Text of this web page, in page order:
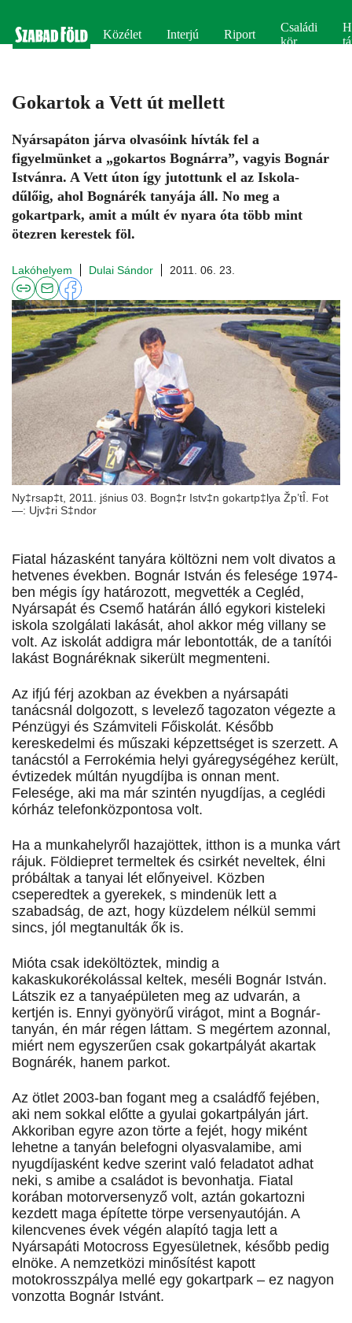
Közélet Interjú Riport
Családi
kör
Gokartok a Vett út mellett
Nyársapáton járva olvasóink hívták fel a
figyelmünket a „gokartos Bognárra”, vagyis Bognár
Istvánra. A Vett úton így jutottunk el az Iskola-
dűlőig, ahol Bognárék tanyája áll. No meg a
gokartpark, amit a múlt év nyara óta több mint
ötezren kerestek föl.
Lakóhelyem Dulai Sándor 2011. 06. 23.
Ny‡rsap‡t, 2011. jśnius 03. Bogn‡r Istv‡n gokartp‡lya Žp’tÎ. Fot
—: Ujv‡ri S‡ndor
Fiatal házasként tanyára költözni nem volt divatos a
hetvenes években. Bognár István és felesége 1974-
ben mégis így határozott, megvették a Cegléd,
Nyársapát és Csemő határán álló egykori kisteleki
iskola szolgálati lakását, ahol akkor még villany se
volt. Az iskolát addigra már lebontották, de a tanítói
lakást Bognáréknak sikerült megmenteni.
Az ifjú férj azokban az években a nyársapáti
tanácsnál dolgozott, s levelező tagozaton végezte a
Pénzügyi és Számviteli Főiskolát. Később
kereskedelmi és műszaki képzettséget is szerzett. A
tanácstól a Ferrokémia helyi gyáregységéhez került,
évtizedek múltán nyugdíjba is onnan ment.
Felesége, aki ma már szintén nyugdíjas, a ceglédi
kórház telefonközpontosa volt.
Ha a munkahelyről hazajöttek, itthon is a munka várt
rájuk. Földiepret termeltek és csirkét neveltek, élni
próbáltak a tanyai lét előnyeivel. Közben
cseperedtek a gyerekek, s mindenük lett a
szabadság, de azt, hogy küzdelem nélkül semmi
sincs, jól megtanulták ők is.
Mióta csak ideköltöztek, mindig a
kakaskukorékolással keltek, meséli Bognár István.
Látszik ez a tanyaépületen meg az udvarán, a
kertjén is. Ennyi gyönyörű virágot, mint a Bognár-
tanyán, én már régen láttam. S megértem azonnal,
miért nem egyszerűen csak gokartpályát akartak
Bognárék, hanem parkot.
Az ötlet 2003-ban fogant meg a családfő fejében,
aki nem sokkal előtte a gyulai gokartpályán járt.
Akkoriban egyre azon törte a fejét, hogy miként
lehetne a tanyán belefogni olyasvalamibe, ami
nyugdíjasként kedve szerint való feladatot adhat
neki, s amibe a családot is bevonhatja. Fiatal
korában motorversenyző volt, aztán gokartozni
kezdett maga építette törpe versenyautóján. A
kilencvenes évek végén alapító tagja lett a
Nyársapáti Motocross Egyesületnek, később pedig
elnöke. A nemzetközi minősítést kapott
motokrosszpálya mellé egy gokartpark – ez nagyon
vonzotta Bognár Istvánt.